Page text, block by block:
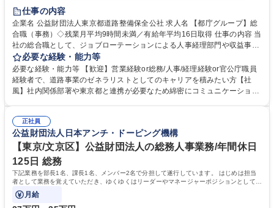
研修あり
退職金あり
駅近5分以内
資格取得手当あり 食事補助あり
仕事の内容
企業名 公益財団法人東京都道路整備保全公社 求人名 【都庁グループ】総
合職（事務）◇残業月平均9時間未満／有給年平均16日取得 仕事の内容 当
社の総合職として、ジョブローテーションによる人事経理部門や収益事業
等のフロント部門の部署等幅広い部署での業務をお任せいたします。研修
制度やキャリア支援が充実しております！ ※下記業務詳細 【業務詳細】■
管理部門：広報、人事、経理など当公社の運営に係る管理業務 ■収益部
門：駐車場の新規開拓、管理運営、新宿駅西口広場の「イベントコーナ
道路施設や道路工事現場の見学ツアー事業 ※入社後は上記いずれかの部門
へ配属。※業務内容変更の範囲：会社の定める業務 募集職種 【都庁グル
ープ】総合職（事務）◇残業月平均9時間未満／有給年平均16日取得
必要な経験・能力等
必要な経験・能力等 【歓迎】営業経験or総務/人事/経理経験or官公庁職員
経験者で、道路事業のゼネラリストとしてのキャリアを積みたい方【社
風】社内関係部署や東京都と連携が必要なため綿密にコミュニケーション
部門など多岐に渡る業務を経験できます。 ■様々なプロジェクト：駐車場
事業の他、新宿駅西口広場内に設置された照明を兼ねた広告「ブライトサ
イン」の管理運営を行うなど、事業収益を生み出す活動を積極的に行って
います。 学歴・資格 学歴：大学院 大学 高専 短大 専修学校 高校 語学力：
資格：
正社員
公益財団法人日本アンチ・ドーピング機構
【東京/文京区】公益財団法人の総務人事業務/年間休日
125日 総務
下記業務を部長1名、課長1名、メンバー2名で分担して遂行しています。 はじめは担当
者として業務を覚えていただき、ゆくゆくはリーダーやマネージャーポジションとして活
躍いただくことを期待しています。
月給